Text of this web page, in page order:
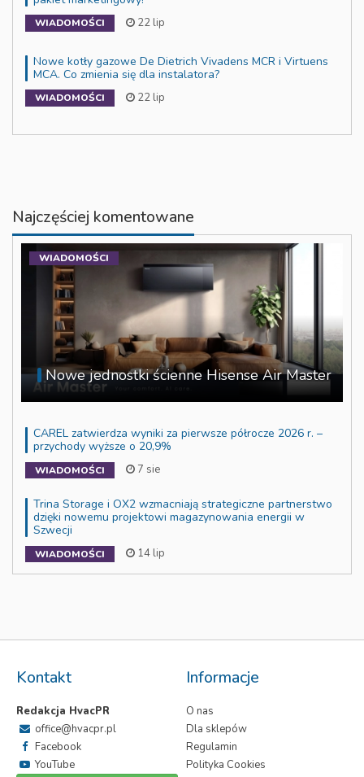
WIADOMOŚCI 22 lip
Nowe kotły gazowe De Dietrich Vivadens MCR i Virtuens
MCA. Co zmienia się dla instalatora?
WIADOMOŚCI 22 lip
Najczęściej komentowane
Nowe jednostki ścienne Hisense Air Master
WIADOMOŚCI
CAREL zatwierdza wyniki za pierwsze półrocze 2026 r. –
przychody wyższe o 20,9%
WIADOMOŚCI 7 sie
Trina Storage i OX2 wzmacniają strategiczne partnerstwo
dzięki nowemu projektowi magazynowania energii w
Szwecji
WIADOMOŚCI 14 lip
Kontakt
Redakcja HvacPR
office@hvacpr.pl
Facebook
YouTube
Informacje
O nas
Dla sklepów
Regulamin
Polityka Cookies